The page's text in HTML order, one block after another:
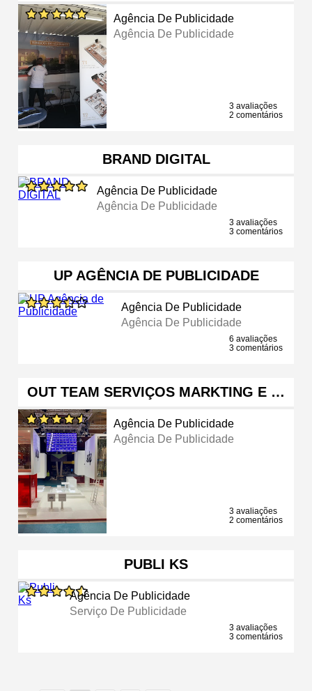
Agência De Publicidade
Agência De Publicidade
3 avaliações
2 comentários
BRAND DIGITAL
Agência De Publicidade
Agência De Publicidade
3 avaliações
3 comentários
UP AGÊNCIA DE PUBLICIDADE
Agência De Publicidade
Agência De Publicidade
6 avaliações
3 comentários
OUT TEAM SERVIÇOS MARKTING E …
Agência De Publicidade
Agência De Publicidade
3 avaliações
2 comentários
PUBLI KS
Agência De Publicidade
Serviço De Publicidade
3 avaliações
3 comentários